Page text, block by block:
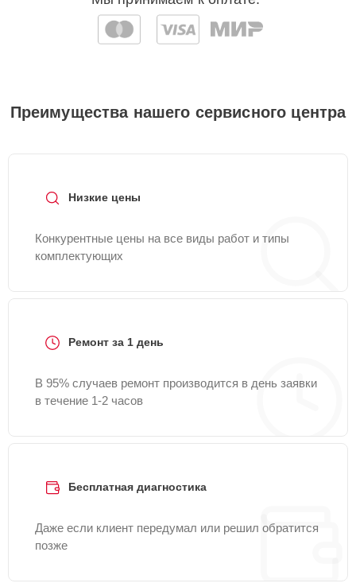
Преимущества нашего сервисного центра
Низкие цены
Конкурентные цены на все виды работ и типы
комплектующих
Ремонт за 1 день
В 95% случаев ремонт производится в день заявки
в течение 1-2 часов
Бесплатная диагностика
Даже если клиент передумал или решил обратится
позже